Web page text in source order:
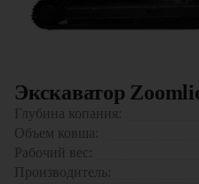
Экскаватор
Глубина копания:
Объем ковша:
Рабочий вес:
Производитель: